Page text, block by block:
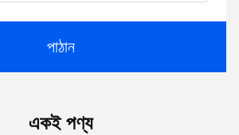
পাঠান
একই পণ্য